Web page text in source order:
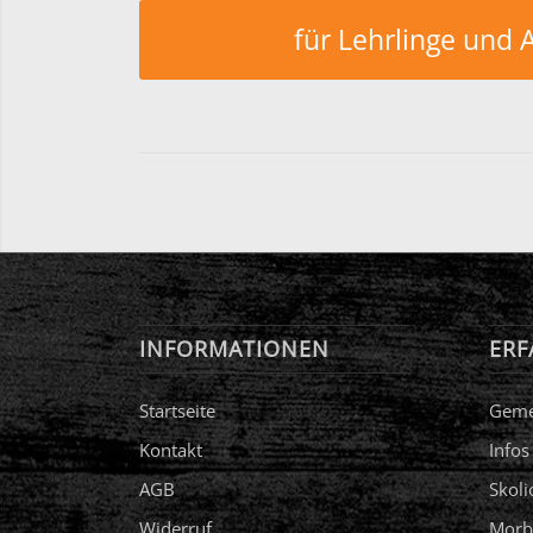
für Lehrlinge und
INFORMATIONEN
Startseite
Kontakt
AGB
Widerruf